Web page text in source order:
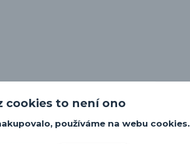
cookies to není ono
používáme na webu cookies.